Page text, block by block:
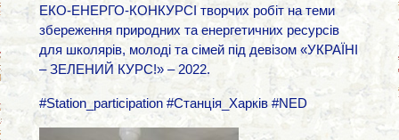
ЕКО-ЕНЕРГО-КОНКУРСІ творчих робіт на теми
збереження природних та енергетичних ресурсів
для школярів, молоді та сімей під девізом «УКРАЇНІ
– ЗЕЛЕНИЙ КУРС!» – 2022.
#Station_participation #Станція_Харків #NED